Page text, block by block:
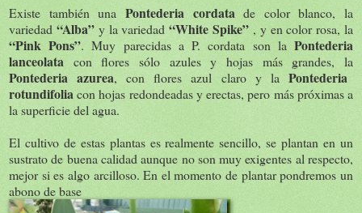
Existe también una Pontederia cordata de color blanco, la
variedad “Alba”y la variedad“White Spike” , y en color rosa, la
“Pink Pons”. Muy parecidas a P. cordata son laPontederia
lanceolata con flores sólo azules y hojas más grandes, la
Pontederia azurea, con flores azul claro y la Pontederia
rotundifoliacon hojas redondeadas y erectas, pero más próximas a
la superficie del agua.
El cultivo de estas plantas es realmente sencillo, se plantan en un
sustrato de buena calidad aunque no son muy exigentes al respecto,
mejor si es algo arcilloso. En el momento de plantar pondremos un
abono de base